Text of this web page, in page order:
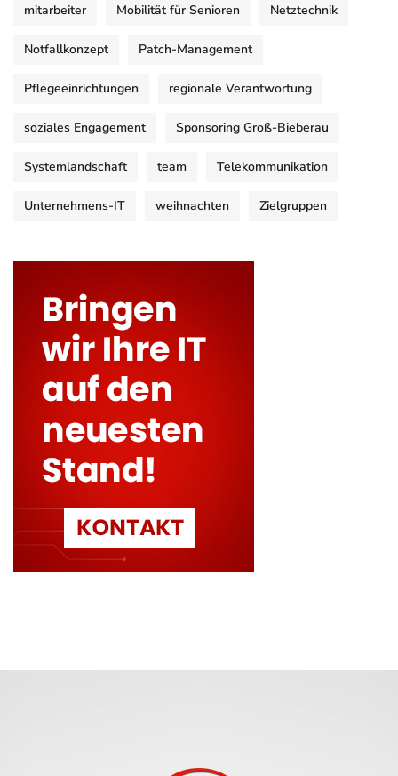
mitarbeiter Mobilität für Senioren Netztechnik
Notfallkonzept Patch-Management
Pflegeeinrichtungen regionale Verantwortung
soziales Engagement Sponsoring Groß-Bieberau
Systemlandschaft team Telekommunikation
Unternehmens-IT weihnachten Zielgruppen